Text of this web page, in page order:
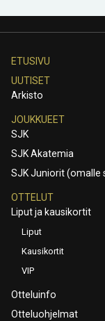
ETUSIVU
UUTISET
Arkisto
JOUKKUEET
SJK
SJK Akatemia
SJK Juniorit (omalle
OTTELUT
Liput ja kausikortit
Liput
Kausikortit
VIP
Otteluinfo
Otteluohjelmat